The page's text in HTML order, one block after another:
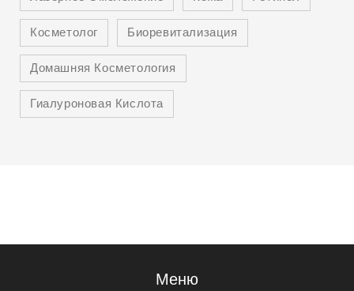
Косметолог
Биоревитализация
Домашняя Косметология
Гиалуроновая Кислота
Меню